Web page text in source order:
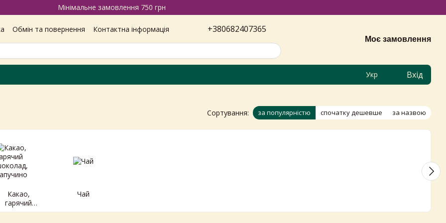
Мінімальне замовлення 750 грн
Обмін та повернення
Контактна інформація
+380682407365
Моє замовлення
Укр Вхід
Сортування: за популярністю спочатку дешевше за назвою
Какао,
гарячий
шоколад,
Чай